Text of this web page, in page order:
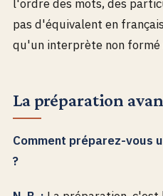
l'ordre des mots, des
pas d'équivalent en
qu'un interprète non formé
La préparation
Comment préparez-vous
?